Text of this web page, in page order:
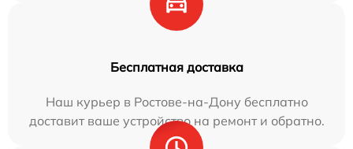
Бесплатная доставка
Наш курьер в Ростове-на-Дону бесплатно
доставит ваше устройство на ремонт и обратно.